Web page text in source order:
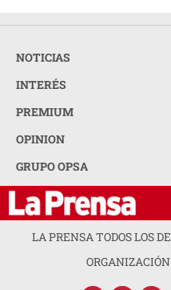
NOTICIAS
INTERÉS
PREMIUM
OPINION
GRUPO OPSA
LA PRENSA TODOS LOS